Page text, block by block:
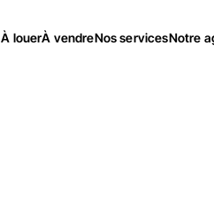
À louerÀ vendreNos servicesNotre